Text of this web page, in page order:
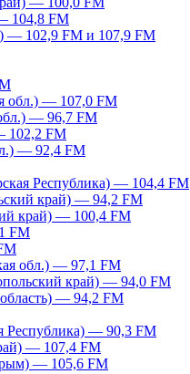
104,8 FM
— 102,9 FM и 107,9 FM
обл.) — 107,0 FM
— 96,7 FM
102,2 FM
— 92,4 FM
Республика) — 104,4 FM
край) — 94,2 FM
край) — 100,4 FM
FM
обл.) — 97,1 FM
край) — 94,0 FM
— 94,2 FM
Республика) — 90,3 FM
— 107,4 FM
— 105,6 FM